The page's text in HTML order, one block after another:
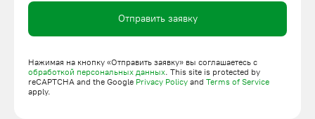
Отправить заявку
Нажимая на кнопку «Отправить заявку» вы соглашаетесь с
обработкой персональных данных. This site is protected by
reCAPTCHA and the Google Privacy Policy and Terms of Service
apply.